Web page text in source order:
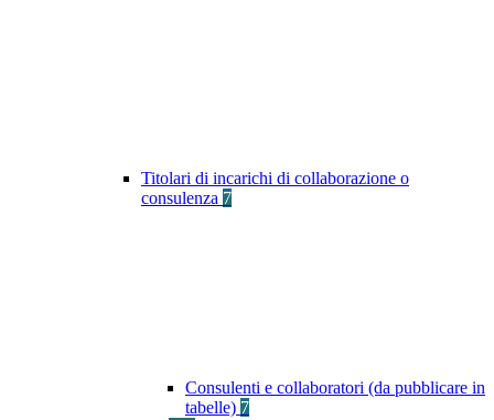
Titolari di incarichi di collaborazione o
consulenza 7
Consulenti e collaboratori (da pubblicare in
tabelle) 7